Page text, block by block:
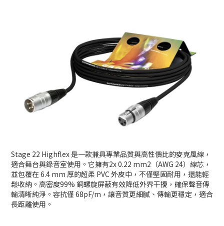
Stage 22 Highflex 是一款兼具專業品質與高性價比的麥克風線，
適合舞台與錄音室使用。它擁有2x 0.22 mm2（AWG 24）線芯，
並包覆在 6.4 mm 厚的超柔 PVC 外皮中，不僅堅固耐用，還能輕
鬆收納。高密度99% 銅螺旋屏蔽有效降低外界干擾，確保聲音傳
輸清晰純淨。容抗僅 68pF/m，讓音質更細膩、傳輸更穩定，適合
長距離使用。